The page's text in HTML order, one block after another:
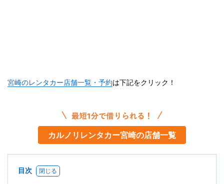
宮崎のレンタカー店舗一覧・予約は下記をクリック！
カルノリレンタカー宮崎の店舗一覧
目次